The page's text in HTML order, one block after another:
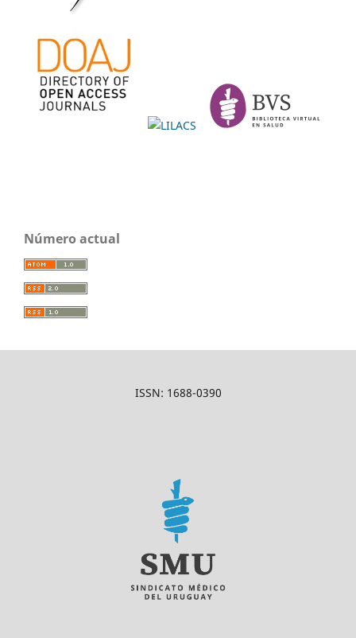
Número actual
ISSN: 1688-0390